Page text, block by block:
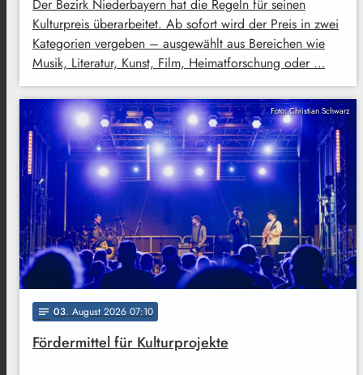
Der Bezirk Niederbayern hat die Regeln für seinen
Kulturpreis überarbeitet. Ab sofort wird der Preis in zwei
Kategorien vergeben – ausgewählt aus Bereichen wie
Musik, Literatur, Kunst, Film, Heimatforschung oder …
Foto: Christian Schwarz
notes 03. August 2026 07:10
Fördermittel für Kulturprojekte